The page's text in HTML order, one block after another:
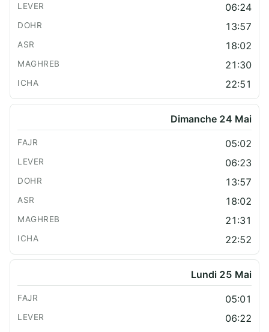
06:24
13:57
18:02
21:30
22:51
Dimanche 24 Mai
05:02
06:23
13:57
18:02
21:31
22:52
Lundi 25 Mai
05:01
06:22